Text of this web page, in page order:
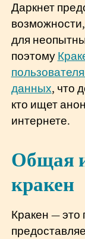
Даркнет
для
поэтому
данных, что
кто ищет
интернете.
Общая
кракен
Кракен — это